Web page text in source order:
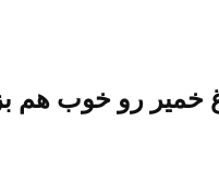
خمیر رو خوب هم